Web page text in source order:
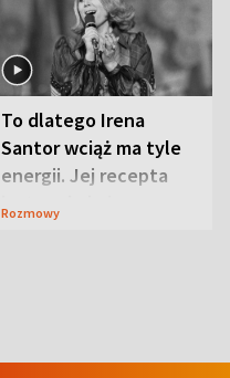
To dlatego Irena
Santor wciąż ma tyle
energii. Jej recepta
jest zaskakująco
Rozmowy